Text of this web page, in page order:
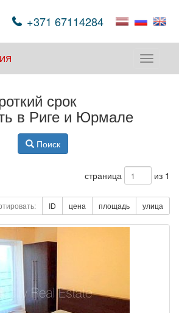
+371 67114284
Toggle
срок
в Риге и Юрмале
Поиск
страница из 1
ID цена площадь улица